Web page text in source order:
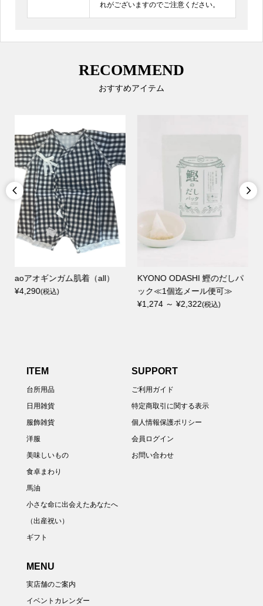
れがございますのでご注意ください。
RECOMMEND
おすすめアイテム

aoアオギンガム肌着（all）
¥4,290(税込)
KYONO ODASHI 鰹のだしパ
ック≪1個迄メール便可≫
¥1,274 ～ ¥2,322(税込)

ITEM
台所用品
日用雑貨
服飾雑貨
洋服
美味しいもの
食卓まわり
馬油
小さな命に出会えたあなたへ
（出産祝い）
ギフト
SUPPORT
ご利用ガイド
特定商取引に関する表示
個人情報保護ポリシー
会員ログイン
お問い合わせ
MENU
実店舗のご案内
イベントカレンダー